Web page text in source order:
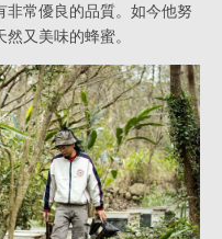
常優良的品質。如今他努
又美味的蜂蜜。